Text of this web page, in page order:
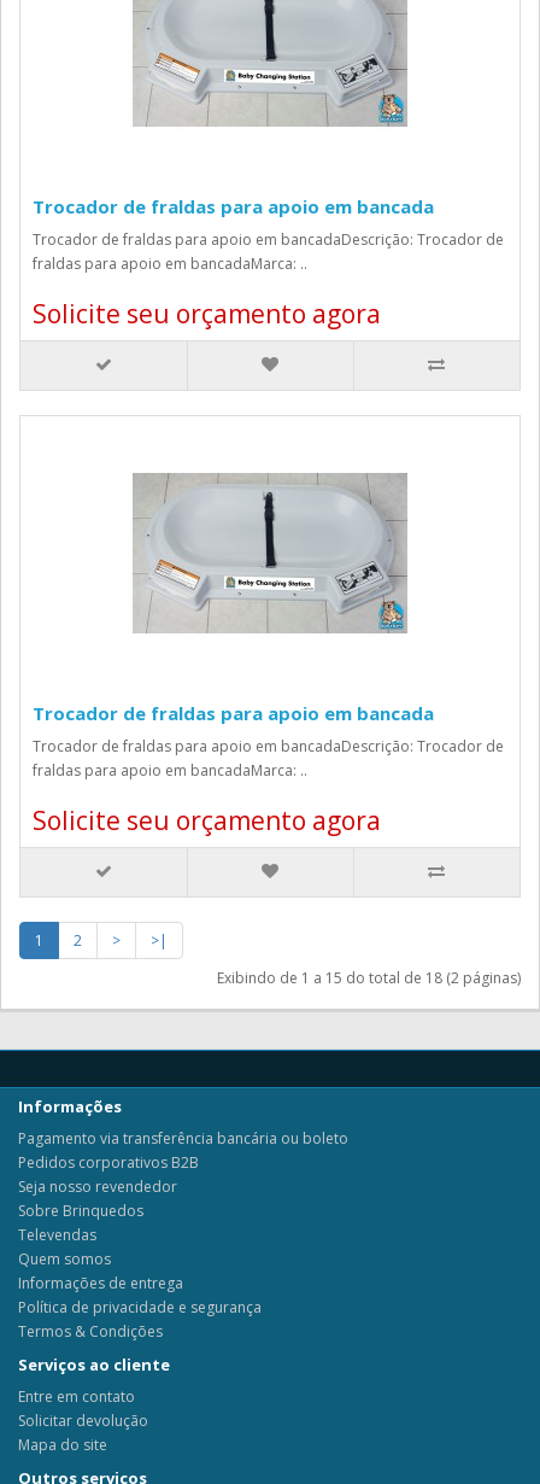
Trocador de fraldas para apoio em bancada
Trocador de fraldas para apoio em bancadaDescrição: Trocador de
fraldas para apoio em bancadaMarca: ..
Solicite seu orçamento agora
Trocador de fraldas para apoio em bancada
Trocador de fraldas para apoio em bancadaDescrição: Trocador de
fraldas para apoio em bancadaMarca: ..
Solicite seu orçamento agora
1 2 >
>|
Exibindo de 1 a 15 do total de 18 (2 páginas)
Informações
Pagamento via transferência bancária ou boleto
Pedidos corporativos B2B
Seja nosso revendedor
Sobre Brinquedos
Televendas
Quem somos
Informações de entrega
Política de privacidade e segurança
Termos & Condições
Serviços ao cliente
Entre em contato
Solicitar devolução
Mapa do site
Outros serviços